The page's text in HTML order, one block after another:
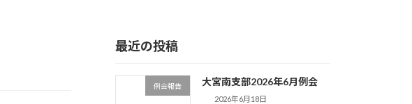
最近の投稿
例会報告 大宮南支部2026年6月例会
2026年6月18日